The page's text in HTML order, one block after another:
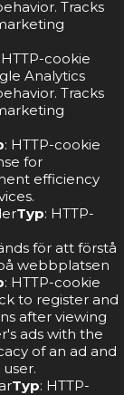
Tracks
HTTP-cookie
Analytics
Tracks
: HTTP-cookie
for
efficiency
Typ: HTTP-
för att förstå
webbplatsen
: HTTP-cookie
to register and
after viewing
ads with the
of an ad and
Typ: HTTP-